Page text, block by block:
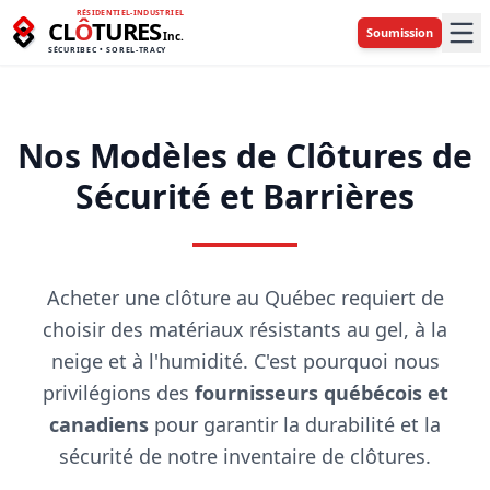
RÉSIDENTIEL-INDUSTRIEL
CLÔTURESInc.
SÉCURIBEC • SOREL-TRACY
Soumission
Nos Modèles de Clôtures de
Sécurité et Barrières
Acheter une clôture au Québec requiert de
choisir des matériaux résistants au gel, à la
neige et à l'humidité. C'est pourquoi nous
privilégions des fournisseurs québécois et
canadiens pour garantir la durabilité et la
sécurité de notre inventaire de clôtures.